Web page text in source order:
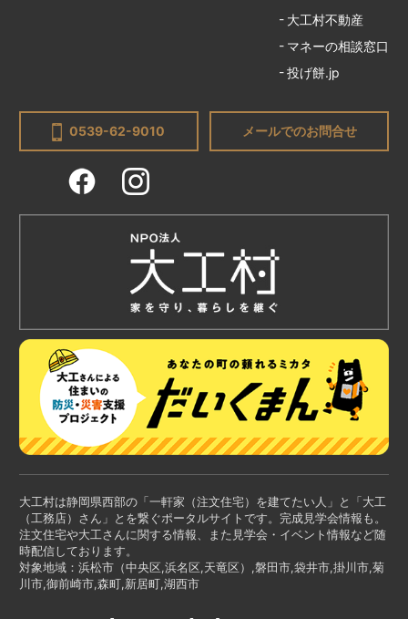
大工村不動産
マネーの相談窓口
投げ餅.jp
0539-62-9010 メールでのお問合せ
大工村は静岡県西部の「一軒家（注文住宅）を建てたい人」と「大工
（工務店）さん」とを繋ぐポータルサイトです。完成見学会情報も。
注文住宅や大工さんに関する情報、また見学会・イベント情報など随
時配信しております。
対象地域：浜松市（中央区,浜名区,天竜区）,磐田市,袋井市,掛川市,菊
川市,御前崎市,森町,新居町,湖西市